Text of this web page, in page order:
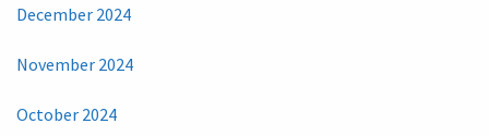
December 2024
November 2024
October 2024